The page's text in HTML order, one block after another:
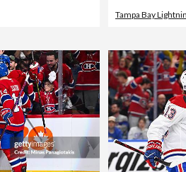
Tampa Bay